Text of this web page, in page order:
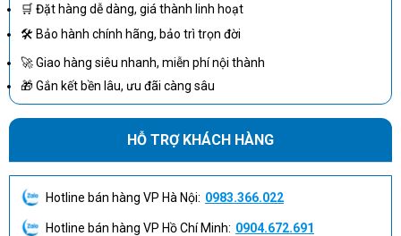
🛒 Đặt hàng dễ dàng, giá thành linh hoạt
🛠 Bảo hành chính hãng, bảo trì trọn đời
🚀 Giao hàng siêu nhanh, miễn phí nội thành
🎁 Gắn kết bền lâu, ưu đãi càng sâu
HỖ TRỢ KHÁCH HÀNG
Hotline bán hàng VP Hà Nội: 0983.366.022
Hotline bán hàng VP Hồ Chí Minh: 0904.672.691